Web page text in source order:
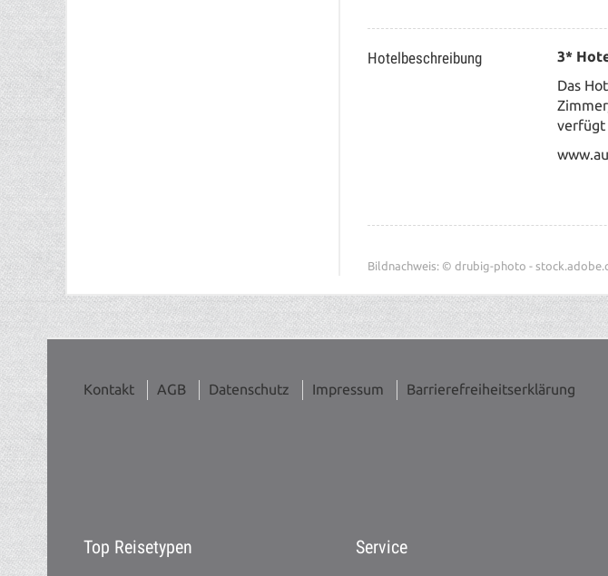
Hotelbeschreibung
3*
Das
verfügt
Bildnachweis: © drubig-photo -
Kontakt AGB Datenschutz Impressum Barrierefreiheitserklärung
Top Reisetypen Service